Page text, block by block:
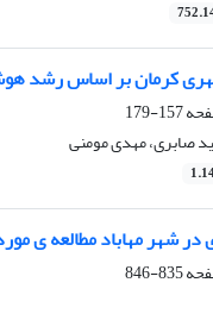
کرمان بر اساس رشد
157-179
صابری، مهدی مومنی
در شهر مهاباد مطالعه ی
835-846